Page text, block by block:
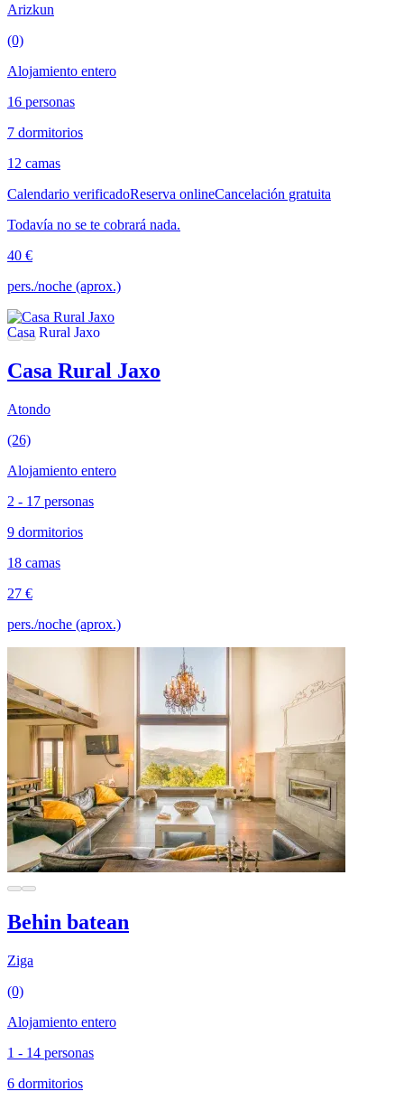
Arizkun
(0)
Alojamiento entero
16 personas
7 dormitorios
12 camas
Calendario verificadoReserva onlineCancelación gratuita
Todavía no se te cobrará nada.
40 €
pers./noche (aprox.)
Casa Rural Jaxo
Atondo
(26)
Alojamiento entero
2 - 17 personas
9 dormitorios
18 camas
27 €
pers./noche (aprox.)
Behin batean
Ziga
(0)
Alojamiento entero
1 - 14 personas
6 dormitorios